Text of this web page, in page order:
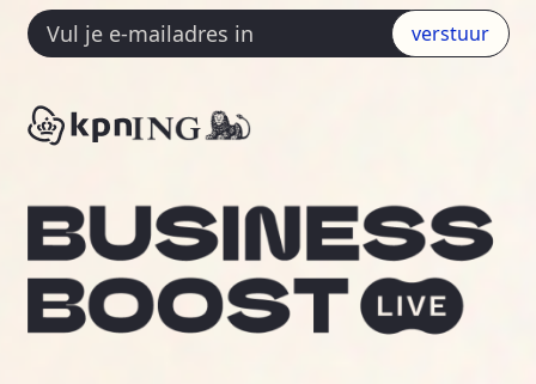
verstuur